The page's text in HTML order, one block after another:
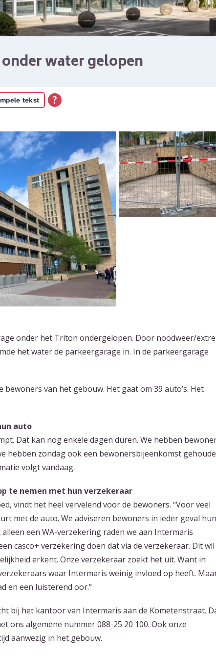
water gelopen
tekst
onder het Triton ondergelopen. Door noodweer/
het water de parkeergarage in. In de parkeergarage
bewoners van het gebouw. Het gaat om 39 auto’s. Het
auto
Dat kan nog enkele dagen duren. We hebben
hebben zondag ook een bewonersbijeenkomst
volgt vandaag.
te nemen met hun verzekeraar
vindt het heel vervelend voor de bewoners. “Voor veel
met de auto. We adviseren bewoners in ieder geval hun
een WA-verzekering raden we aan Intermaris
casco+ verzekering doen dat via de verzekeraar. Dit wil
erkent. Onze verzekeraar zoekt het uit. Want in
waar Intermaris weinig invloed op heeft.
en een luisterend oor.”
bij het kantoor van Intermaris aan de Kometenstraat.
ons algemene nummer 088-25 20 100. Ook onze
aanwezig in het gebouw.